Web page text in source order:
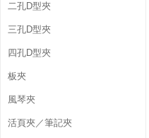
二孔D型夾
三孔D型夾
四孔D型夾
板夾
風琴夾
活頁夾／筆記夾